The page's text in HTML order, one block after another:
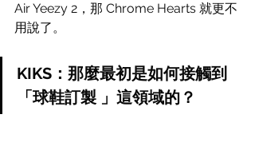
Air Yeezy 2，那 Chrome Hearts 就更不
用說了。
KIKS：那麼最初是如何接觸到
「球鞋訂製 」這領域的？